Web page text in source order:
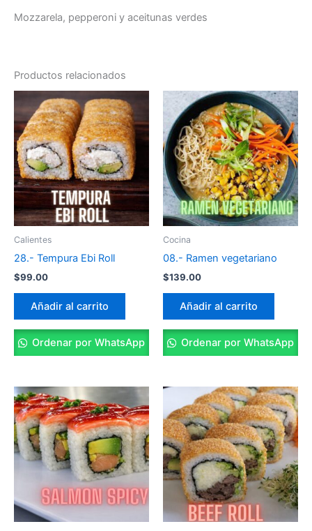
Mozzarela, pepperoni y aceitunas verdes
Productos relacionados
Calientes
28.- Tempura Ebi Roll
$99.00
Añadir al carrito
Ordenar por WhatsApp
Cocina
08.- Ramen vegetariano
$139.00
Añadir al carrito
Ordenar por WhatsApp